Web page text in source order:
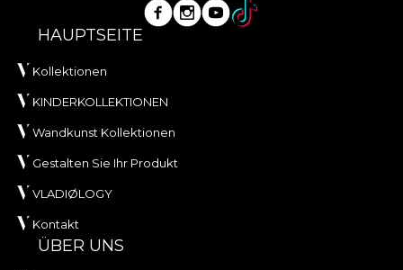
HAUPTSEITE
Kollektionen
KINDERKOLLEKTIONEN
Wandkunst Kollektionen
Gestalten Sie Ihr Produkt
VLADIØLOGY
Kontakt
ÜBER UNS